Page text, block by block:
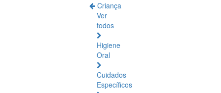
Criança
Ver
todos
Higiene
Oral
Cuidados
Específicos